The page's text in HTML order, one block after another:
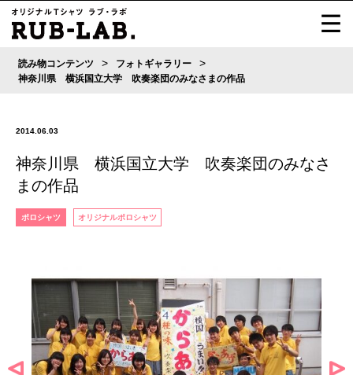
読み物コンテンツ > フォトギャラリー >
神奈川県 横浜国立大学 吹奏楽団のみなさまの作品
2014.06.03
神奈川県 横浜国立大学 吹奏楽団のみなさ
まの作品
ポロシャツ オリジナルポロシャツ